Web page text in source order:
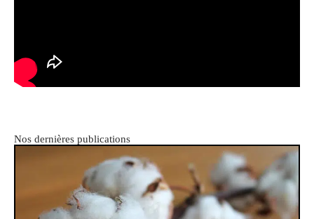
Nos dernières publications